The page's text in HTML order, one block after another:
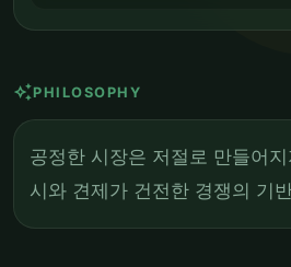
auto_awesomePHILOSOPHY
공정한 시장은 저절로 만들어
시와 견제가 건전한 경쟁의 기